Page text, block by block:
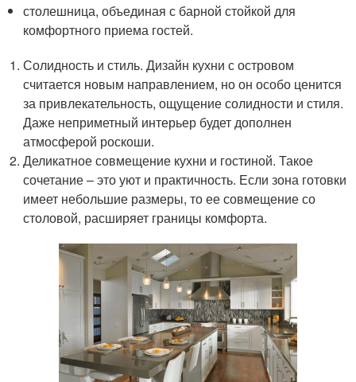
столешница, объединая с барной стойкой для
комфортного приема гостей.
Солидность и стиль. Дизайн кухни с островом
считается новым направлением, но он особо ценится
за привлекательность, ощущение солидности и стиля.
Даже неприметный интерьер будет дополнен
атмосферой роскоши.
Деликатное совмещение кухни и гостиной. Такое
сочетание – это уют и практичность. Если зона готовки
имеет небольшие размеры, то ее совмещение со
столовой, расширяет границы комфорта.